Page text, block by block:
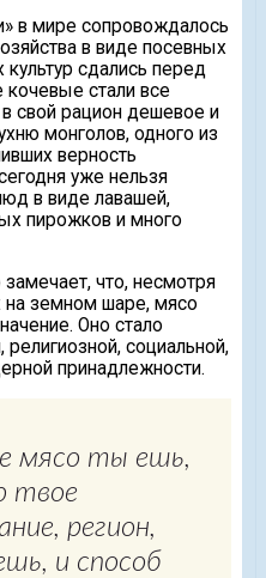
в мире сопровождалось
в виде посевных
культур сдались перед
стали все
свой рацион дешевое и
монголов, одного из
верность
уже нельзя
в виде лавашей,
пирожков и много
что, несмотря
на земном шаре, мясо
Оно стало
социальной,
принадлежности.
мясо ты ешь,
твое
регион,
и способ